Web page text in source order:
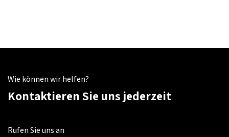
Wie können wir helfen?
Kontaktieren Sie uns jederzeit
Rufen Sie uns an